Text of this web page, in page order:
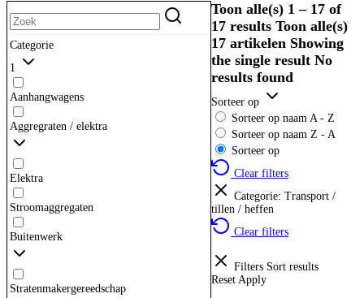
Categorie
1
Aanhangwagens
Aggregraten / elektra
Elektra
Stroomaggregaten
Buitenwerk
Stratenmakergereedschap
Toon alle(s) 1 – 17 of
17 results Toon alle(s)
17 artikelen Showing
the single result No
results found
Sorteer op
Sorteer op naam A - Z
Sorteer op naam Z - A
Sorteer op
Clear filters
Categorie: Transport /
tillen / heffen
Clear filters
Filters Sort results
Reset Apply